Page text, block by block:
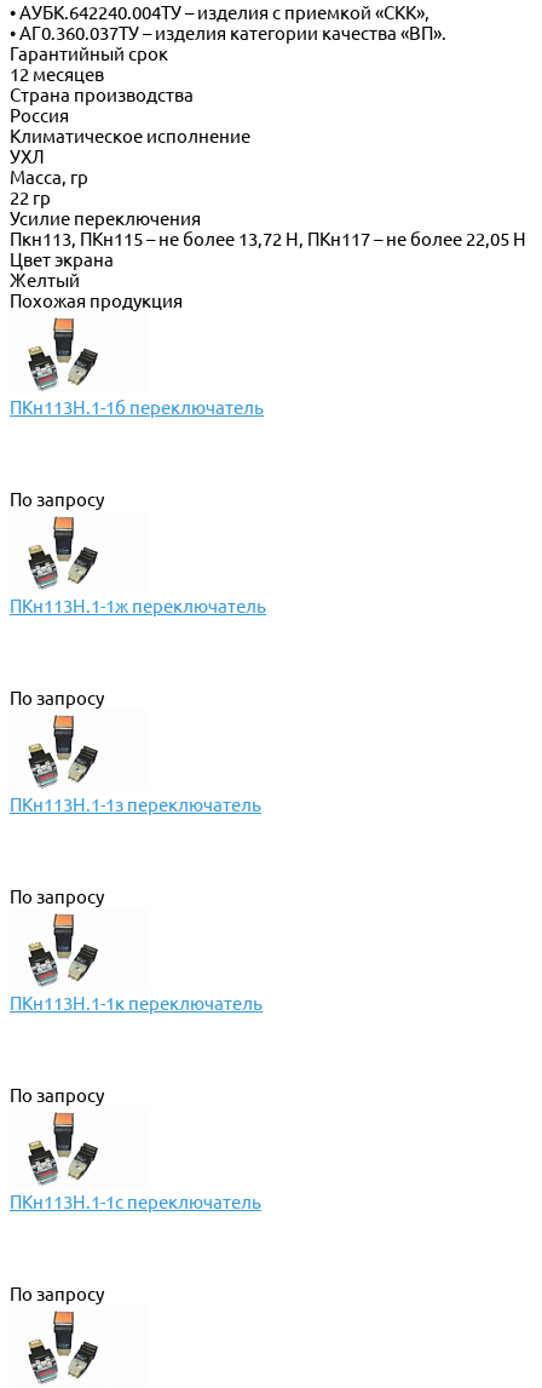
• АУБК.642240.004ТУ – изделия с приемкой «СКК»,
• АГ0.360.037ТУ – изделия категории качества «ВП».
Гарантийный срок
12 месяцев
Страна производства
Россия
Климатическое исполнение
УХЛ
Масса, гр
22 гр
Усилие переключения
Пкн113, ПКн115 – не более 13,72 Н, ПКн117 – не более 22,05 Н
Цвет экрана
Желтый
Похожая продукция
ПКн113Н.1-1б переключатель
По запросу
ПКн113Н.1-1ж переключатель
По запросу
ПКн113Н.1-1з переключатель
По запросу
ПКн113Н.1-1к переключатель
По запросу
ПКн113Н.1-1с переключатель
По запросу